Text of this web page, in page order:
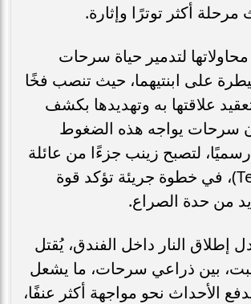
مرحلة أكثر توترًا وإثارة.
لتدمير حياة سرحات
على ابنتيهما، حيث تنصب فخًا
علاقتها به وتهديدها بكشف
أن سرحات يواجه هذه الضغوط
لتصبح زينب جزءًا من عائلة
«تيسير» (Tecer)، في خطوة جريئة تؤكد قوة
من حدة الصراع.
إطلاق النار داخل الفندق، يُقتل
بين ذراعي سرحات، ما يشعل
الأحداث نحو مواجهة أكثر عنفًا،